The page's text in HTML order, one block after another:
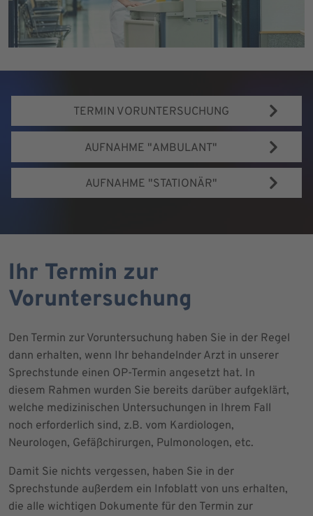
TERMIN VORUNTERSUCHUNG
AUFNAHME "AMBULANT"
AUFNAHME "STATIONÄR"
Ihr Termin zur
Voruntersuchung
Den Termin zur Voruntersuchung haben Sie in der Regel
dann erhalten, wenn Ihr behandelnder Arzt in unserer
Sprechstunde einen OP-Termin angesetzt hat. In
diesem Rahmen wurden Sie bereits darüber aufgeklärt,
welche medizinischen Untersuchungen in Ihrem Fall
noch erforderlich sind, z.B. vom Kardiologen,
Neurologen, Gefäßchirurgen, Pulmonologen, etc.
Damit Sie nichts vergessen, haben Sie in der
Sprechstunde außerdem ein Infoblatt von uns erhalten,
die alle wichtigen Dokumente für den Termin zur